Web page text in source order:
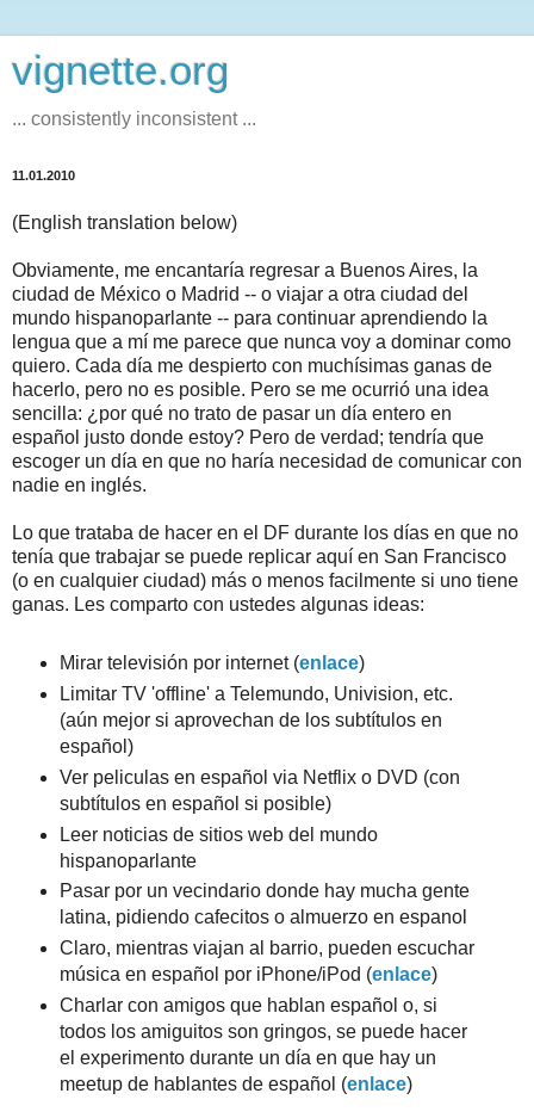
vignette.org
... consistently inconsistent ...
11.01.2010
(English translation below)
Obviamente, me encantaría regresar a Buenos Aires, la
ciudad de México o Madrid -- o viajar a otra ciudad del
mundo hispanoparlante -- para continuar aprendiendo la
lengua que a mí me parece que nunca voy a dominar como
quiero. Cada día me despierto con muchísimas ganas de
hacerlo, pero no es posible. Pero se me ocurrió una idea
sencilla: ¿por qué no trato de pasar un día entero en
español justo donde estoy? Pero de verdad; tendría que
escoger un día en que no haría necesidad de comunicar con
nadie en inglés.
Lo que trataba de hacer en el DF durante los días en que no
tenía que trabajar se puede replicar aquí en San Francisco
(o en cualquier ciudad) más o menos facilmente si uno tiene
ganas. Les comparto con ustedes algunas ideas:
Mirar televisión por internet (enlace)
Limitar TV 'offline' a Telemundo, Univision, etc.
(aún mejor si aprovechan de los subtítulos en
español)
Ver peliculas en español via Netflix o DVD (con
subtítulos en español si posible)
Leer noticias de sitios web del mundo
hispanoparlante
Pasar por un vecindario donde hay mucha gente
latina, pidiendo cafecitos o almuerzo en espanol
Claro, mientras viajan al barrio, pueden escuchar
música en español por iPhone/iPod (enlace)
Charlar con amigos que hablan español o, si
todos los amiguitos son gringos, se puede hacer
el experimento durante un día en que hay un
meetup de hablantes de español (enlace)